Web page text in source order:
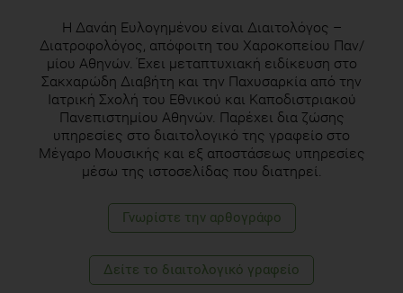
The Okinawa Diet: Eating and Living to 100,
https://www.bluezones.com/2017/05/okinawa-diet-eating-
living-100/
Willcox DC, Scapagnini G, Willcox BJ. Healthy aging diets
other than the Mediterranean: a focus on the Okinawan diet.
Mech Ageing Dev. 2014;136-137:148-162.
Willcox DC, Willcox BJ, Todoriki H, Suzuki M. The Okinawan
diet: health implications of a low-calorie, nutrient-dense,
Η Δανάη Ευλογημένου είναι Διαιτολόγος –
Διατροφολόγος, απόφοιτη του Χαροκοπείου Παν/
μίου Αθηνών. Έχει μεταπτυχιακή ειδίκευση στο
Σακχαρώδη Διαβήτη και την Παχυσαρκία από την
Ιατρική Σχολή του Εθνικού και Καποδιστριακού
Πανεπιστημίου Αθηνών. Παρέχει δια ζώσης
υπηρεσίες στο διαιτολογικό της γραφείο στο
Μέγαρο Μουσικής και εξ αποστάσεως υπηρεσίες
μέσω της ιστοσελίδας που διατηρεί.
Γνωρίστε την αρθογράφο
Δείτε το διαιτολογικό γραφείο